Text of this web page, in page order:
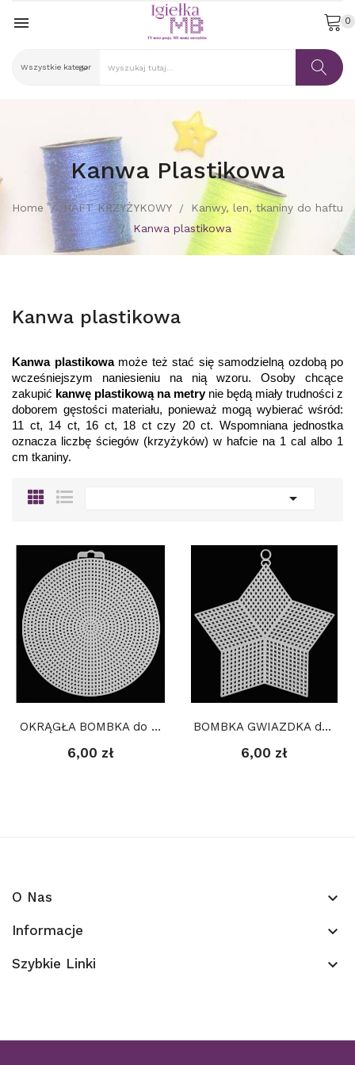
 0
Kanwa Plastikowa
Home HAFT KRZYŻYKOWY
Kanwy, len, tkaniny do haftu
Kanwa plastikowa
Kanwa plastikowa
Kanwa plastikowa może też stać się samodzielną ozdobą po
wcześniejszym naniesieniu na nią wzoru. Osoby chcące
zakupić kanwę plastikową na metry nie będą miały trudności z
doborem gęstości materiału, ponieważ mogą wybierać wśród:
11 ct, 14 ct, 16 ct, 18 ct czy 20 ct. Wspomniana jednostka
oznacza liczbę ściegów (krzyżyków) w hafcie na 1 cal albo 1
cm tkaniny.

OKRĄGŁA BOMBKA do haftu, kanwa plastikowa
6,00 zł
BOMBKA GWIAZDKA do haftu, kanwa plastikowa
6,00 zł
O Nas keyboard_arrow_down
Informacje keyboard_arrow_down
Szybkie Linki keyboard_arrow_down